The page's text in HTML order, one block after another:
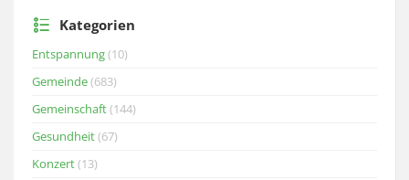
Kategorien
Entspannung(10)
Gemeinde(683)
Gemeinschaft(144)
Gesundheit(67)
Konzert(13)